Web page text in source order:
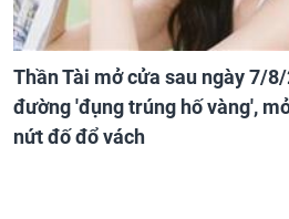
Thần Tài mở cửa sau ngày 7/
đường 'đụng trúng hố vàng',
nứt đố đổ vách